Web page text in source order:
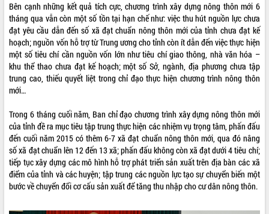
Bên cạnh những kết quả tích cực, chương trình xây dựng nông thôn mới 6
tháng qua vẫn còn một số tồn tại hạn chế như: việc thu hút nguồn lực chưa
đạt yêu cầu dẫn đến số xã đạt chuẩn nông thôn mới của tỉnh chưa đạt kế
hoạch; nguồn vốn hỗ trợ từ Trung ương cho tỉnh còn ít dẫn đến việc thực hiện
một số tiêu chí cần nguồn vốn lớn như tiêu chí giao thông, nhà văn hóa –
khu thể thao chưa đạt kế hoạch; một số Sở, ngành, địa phương chưa tập
trung cao, thiếu quyết liệt trong chỉ đạo thực hiện chương trình nông thôn
mới…
Trong 6 tháng cuối năm, Ban chỉ đạo chương trình xây dựng nông thôn mới
của tỉnh đề ra mục tiêu tập trung thực hiện các nhiệm vụ trọng tâm, phấn đấu
đến cuối năm 2015 có thêm 6-7 xã đạt chuẩn nông thôn mới, qua đó nâng
số xã đạt chuẩn lên 12 đến 13 xã; phấn đấu không còn xã đạt dưới 4 tiêu chí;
tiếp tục xây dựng các mô hình hỗ trợ phát triển sản xuất trên địa bàn các xã
điểm của tỉnh và các huyện; tập trung các nguồn lực tạo sự chuyển biến một
bước về chuyển đổi cơ cấu sản xuất để tăng thu nhập cho cư dân nông thôn.